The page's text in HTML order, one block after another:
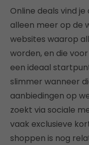
Online deals vind
alleen meer op de
websites waarop
worden, en die
een ideaal
slimmer wanneer
aanbiedingen op
zoekt via sociale
vaak exclusieve
shoppen is nog